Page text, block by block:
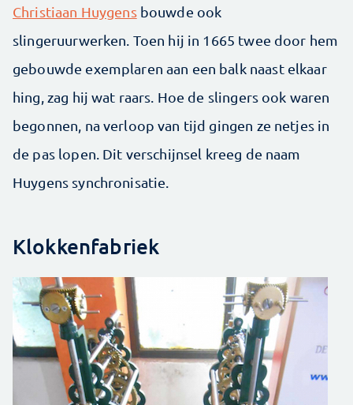
Christiaan Huygensbouwde ook
slingeruurwerken. Toen hij in 1665 twee door hem
gebouwde exemplaren aan een balk naast elkaar
hing, zag hij wat raars. Hoe de slingers ook waren
begonnen, na verloop van tijd gingen ze netjes in
de pas lopen. Dit verschijnsel kreeg de naam
Huygens synchronisatie.
Klokkenfabriek